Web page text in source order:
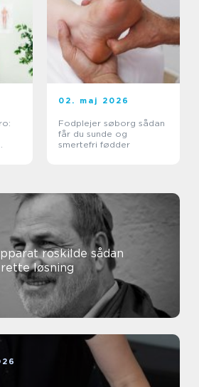
02. maj 2026
Fodplejer søborg sådan
får du sunde og
smertefri fødder
roskilde sådan
løsning